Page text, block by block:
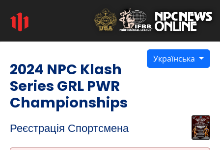
Українська
2024 NPC Klash
Series GRL PWR
Championships
Реєстрація Спортсмена